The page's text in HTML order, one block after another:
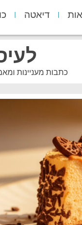
דיאטה
כתבות מעניינות